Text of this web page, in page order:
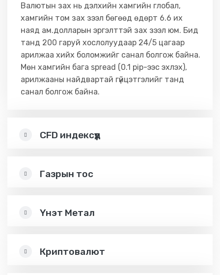
Валютын зах нь дэлхийн хамгийн глобал,
хамгийн том зах зээл бөгөөд өдөрт 6.6 их
наяд ам.долларын эргэлттэй зах зээл юм. Бид
танд 200 гаруй хослолуудаар 24/5 цагаар
арилжаа хийх боломжийг санал болгож байна.
Мөн хамгийн бага spread (0.1 pip-ээс эхлэх),
арилжааны найдвартай гүйцэтгэлийг танд
санал болгож байна.
CFD индексүүд
Газрын тос
Үнэт Метал
Криптовалют